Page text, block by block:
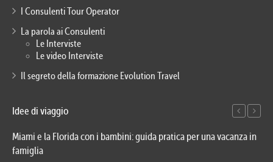
I Consulenti Tour Operator
La parola ai Consulenti
Le Interviste
Le video Interviste
Il segreto della formazione Evolution Travel
Idee di viaggio
Miami e la Florida con i bambini: guida pratica per una vacanza in
famiglia